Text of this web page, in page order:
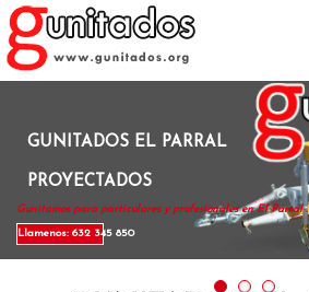
GUNITADOS EL PARRAL
PROYECTADOS
Gunitamos para particulares y profesionales en El Parral .
Llamenos: 632 345 850